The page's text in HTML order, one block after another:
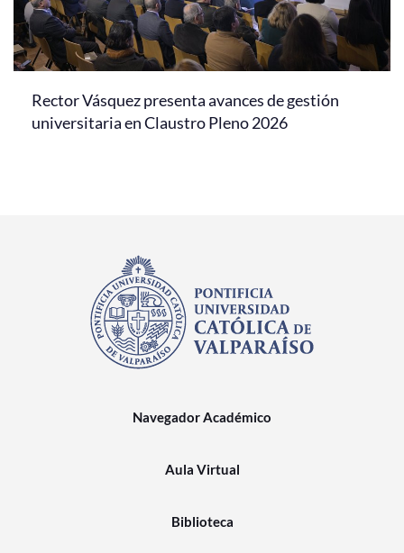
Rector Vásquez presenta avances de gestión
universitaria en Claustro Pleno 2026
Navegador Académico
Aula Virtual
Biblioteca